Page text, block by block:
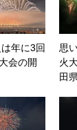
年に3回
会の開
思
火
田